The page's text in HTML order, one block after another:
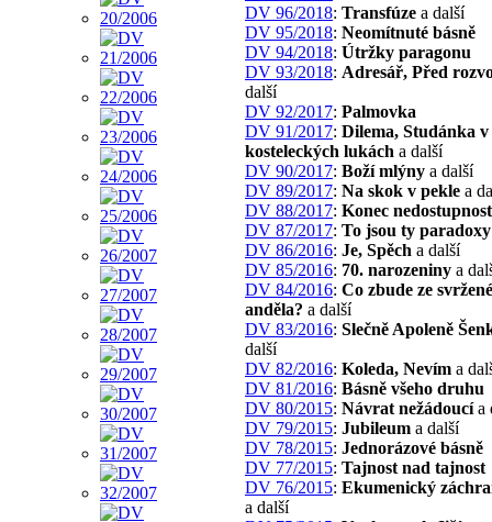
DV 96/2018: Transfúze a další
DV 95/2018: Neomítnuté básně
DV 94/2018: Útržky paragonu
DV 93/2018: Adresář, Před
další
DV 92/2017: Palmovka
DV 91/2017: Dilema, Studánka v
kosteleckých lukách a další
DV 90/2017: Boží mlýny a další
DV 89/2017: Na skok v pekle a
DV 88/2017: Konec
DV 87/2017: To jsou ty paradoxy
DV 86/2016: Je, Spěch a další
DV 85/2016: 70. narozeniny a
DV 84/2016: Co zbude ze
anděla? a další
DV 83/2016: Slečně Apoleně
další
DV 82/2016: Koleda, Nevím a
DV 81/2016: Básně všeho druhu
DV 80/2015: Návrat nežádoucía
DV 79/2015: Jubileum a další
DV 78/2015: Jednorázové básně
DV 77/2015: Tajnost nad tajnost
DV 76/2015: Ekumenický
a další